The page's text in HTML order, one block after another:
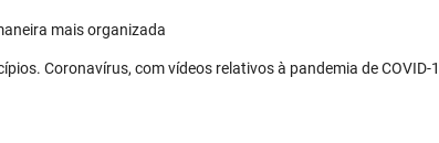
mais organizada
Coronavírus, com vídeos relativos à pandemia de COVID-